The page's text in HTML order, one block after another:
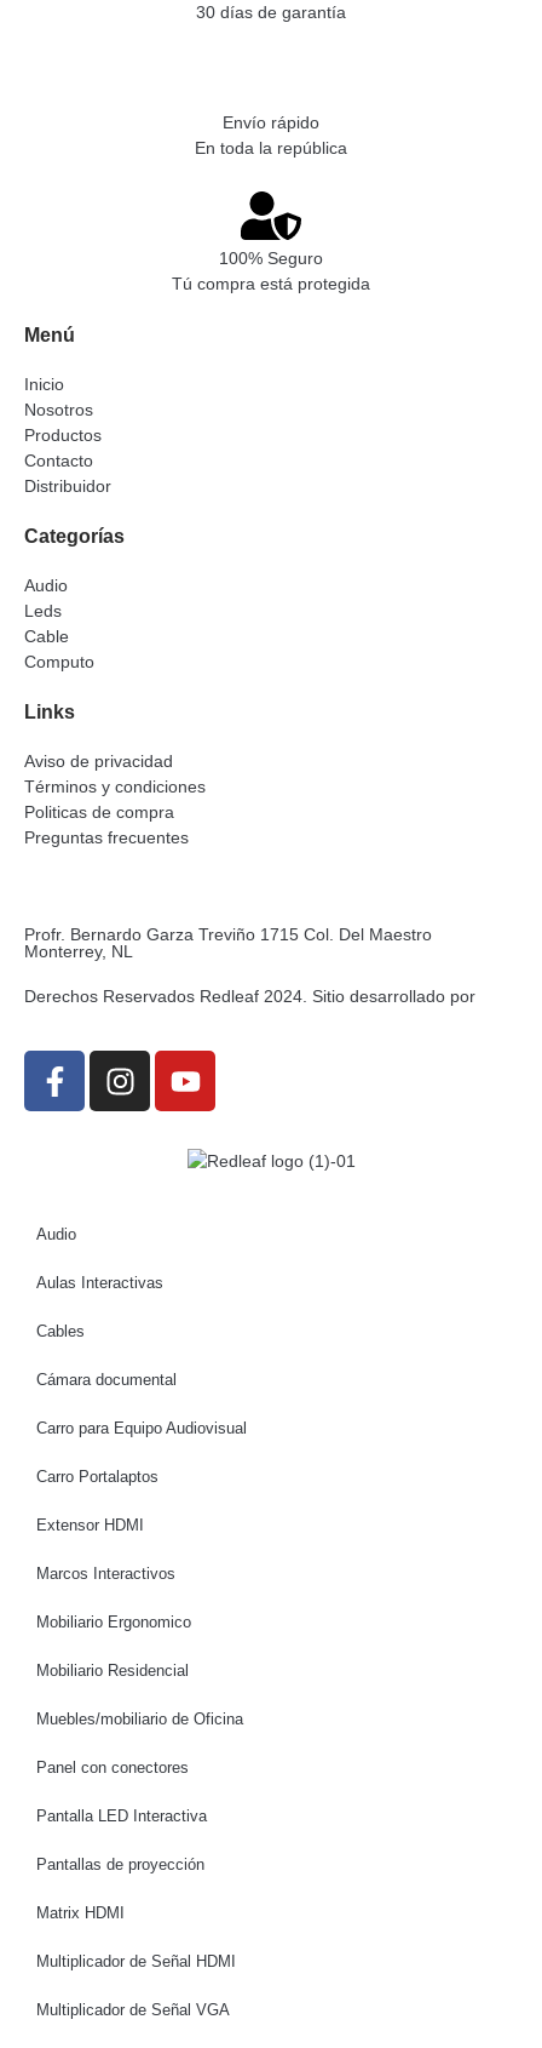
30 días de garantía
Envío rápido
En toda la república
100% Seguro
Tú compra está protegida
Menú
Inicio
Nosotros
Productos
Contacto
Distribuidor
Categorías
Audio
Leds
Cable
Computo
Links
Aviso de privacidad
Términos y condiciones
Politicas de compra
Preguntas frecuentes
Profr. Bernardo Garza Treviño 1715 Col. Del Maestro
Monterrey, NL
Derechos Reservados Redleaf 2024. Sitio desarrollado por
Audio
Aulas Interactivas
Cables
Cámara documental
Carro para Equipo Audiovisual
Carro Portalaptos
Extensor HDMI
Marcos Interactivos
Mobiliario Ergonomico
Mobiliario Residencial
Muebles/mobiliario de Oficina
Panel con conectores
Pantalla LED Interactiva
Pantallas de proyección
Matrix HDMI
Multiplicador de Señal HDMI
Multiplicador de Señal VGA